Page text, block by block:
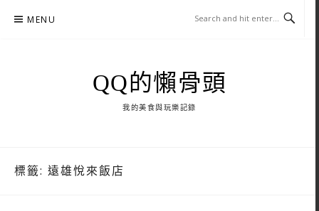
MENU
QQ的懶骨頭
我的美食與玩樂記錄
標籤: 遠雄悅來飯店